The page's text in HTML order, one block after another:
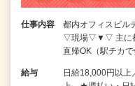
仕事内容
都内オフィスビル
▽現場▽▼▽ 主に都
直帰OK（駅チカ
給与
日給18,000円以上